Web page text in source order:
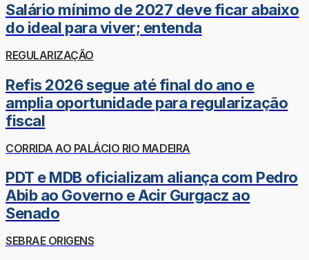
Salário mínimo de 2027 deve ficar abaixo
do ideal para viver; entenda
REGULARIZAÇÃO
Refis 2026 segue até final do ano e
amplia oportunidade para regularização
fiscal
CORRIDA AO PALÁCIO RIO MADEIRA
PDT e MDB oficializam aliança com Pedro
Abib ao Governo e Acir Gurgacz ao
Senado
SEBRAE ORIGENS